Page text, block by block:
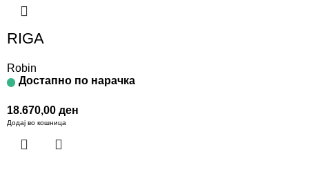
RIGA
Robin
Достапно по нарачка
18.670,00 ден
Додај во кошница